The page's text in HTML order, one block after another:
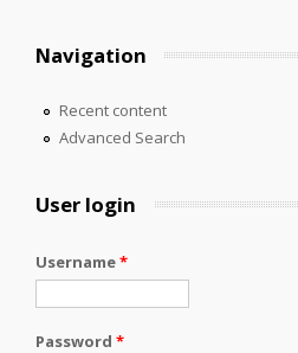
Navigation
Recent content
Advanced Search
User login
Username*
Password *